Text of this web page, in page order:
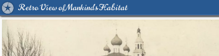
Retro View of Mankind's Habitat